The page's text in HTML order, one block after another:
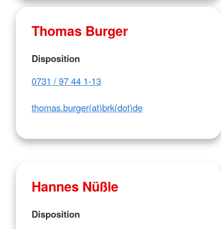
Thomas Burger
Disposition
0731 / 97 44 1-13
thomas.burger(at)brk(dot)de
Hannes Nüßle
Disposition